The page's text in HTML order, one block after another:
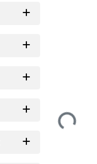
Loading...